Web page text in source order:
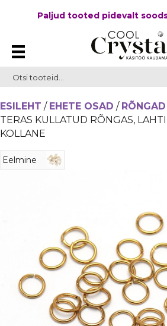
Paljud tooted pidevalt
ESILEHT / EHETE OSAD / RÕNGAD
TERAS KULLATUD RÕNGAS,
KOLLANE
Eelmine